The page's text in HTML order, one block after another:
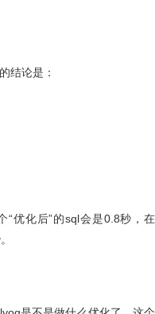
结论是：
“优化后”的sql会是0.8秒，在